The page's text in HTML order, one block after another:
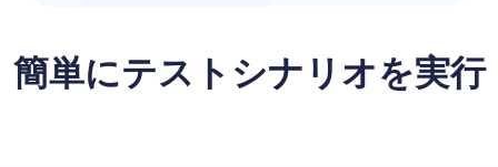
簡単にテストシナリオを実行